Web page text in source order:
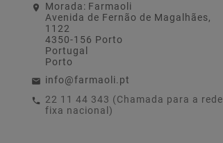
Morada: Farmaoli
Avenida de Fernão de Magalhães,
1122
4350-156 Porto
Portugal
Porto
info@farmaoli.pt
22 11 44 343 (Chamada para a rede
fixa nacional)